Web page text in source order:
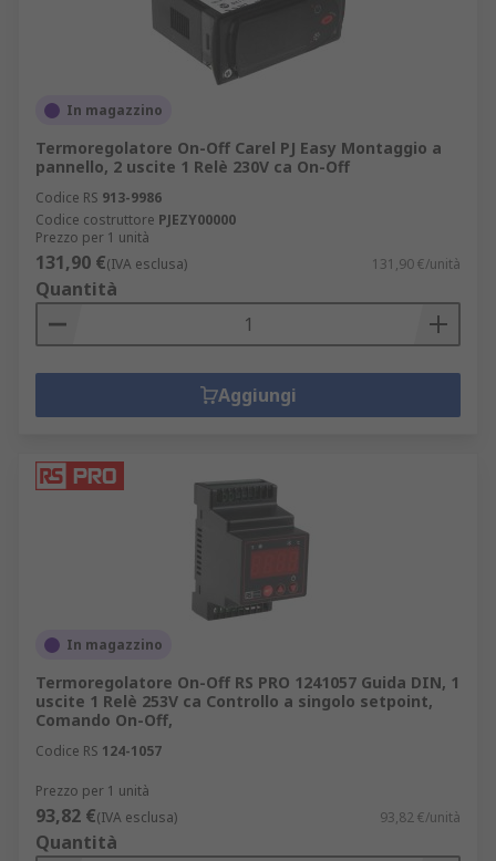
In magazzino
Termoregolatore On-Off Carel PJ Easy Montaggio a
pannello, 2 uscite 1 Relè 230V ca On-Off
Codice RS 913-9986
Codice costruttore PJEZY00000
Prezzo per 1 unità
131,90 €(IVA esclusa) 131,90 €/unità
Quantità
Aggiungi
In magazzino
Termoregolatore On-Off RS PRO 1241057 Guida DIN, 1
uscite 1 Relè 253V ca Controllo a singolo setpoint,
Comando On-Off,
Codice RS 124-1057
Prezzo per 1 unità
93,82 €(IVA esclusa) 93,82 €/unità
Quantità